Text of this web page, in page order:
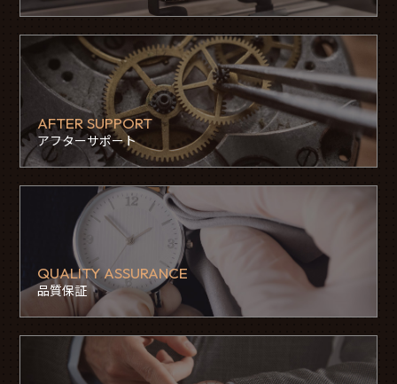
AFTER SUPPORT
アフターサポート
QUALITY ASSURANCE
品質保証